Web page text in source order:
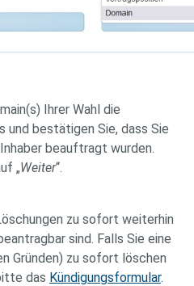
Ihrer Wahl die
und bestätigen Sie, dass Sie
beauftragt wurden.
„Weiter“.
zu sofort weiterhin
sind. Falls Sie eine
Gründen) zu sofort löschen
das Kündigungsformular.